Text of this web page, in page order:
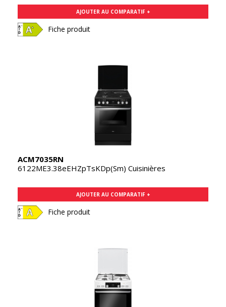
AJOUTER AU COMPARATIF +
Fiche produit
ACM7035RN
6122ME3.38eEHZpTsKDp(Sm) Cuisinières
AJOUTER AU COMPARATIF +
Fiche produit